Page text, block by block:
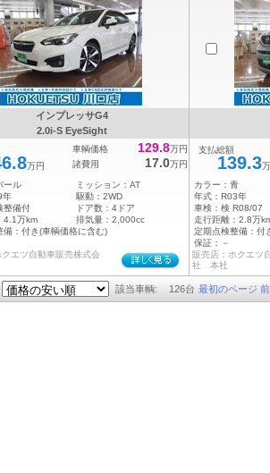
インプレッサG4
2.0i-S EyeSight
万円
車輌価格 129.8万円
諸費用
17.0万円
ール ミッション： AT
年 駆動： 2WD
整備付 ドア数： 4ドア
4.1万km 排気量： 2,000cc
： 付き(車輌価格に含む)
クエツ自動車販売株式会
支払総額
139.3
カラー： 青
年式： R03年
車検： 検 R08/07
走行距離： 2.8万
定期点検整備： 付
保証：
－
販売店：ホクエツ
社 本社
該当車輌: 126台 最初のページ